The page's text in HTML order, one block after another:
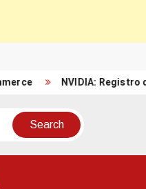
NVIDIA: Registro de